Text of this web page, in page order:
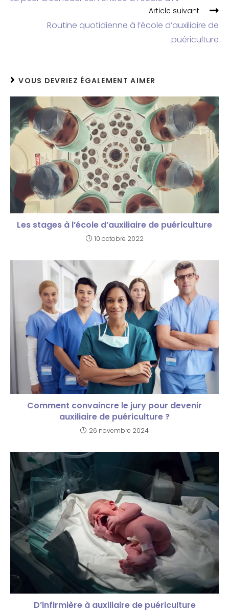
Article suivant
Routine quotidienne à l’école d’auxiliaire de
puériculture
VOUS DEVRIEZ ÉGALEMENT AIMER
Les stages à l’école d’auxiliaire de puériculture
10 octobre 2022
Comment convaincre le jury pour devenir
auxiliaire de puériculture ?
26 novembre 2024
D’infirmière à auxiliaire de puériculture